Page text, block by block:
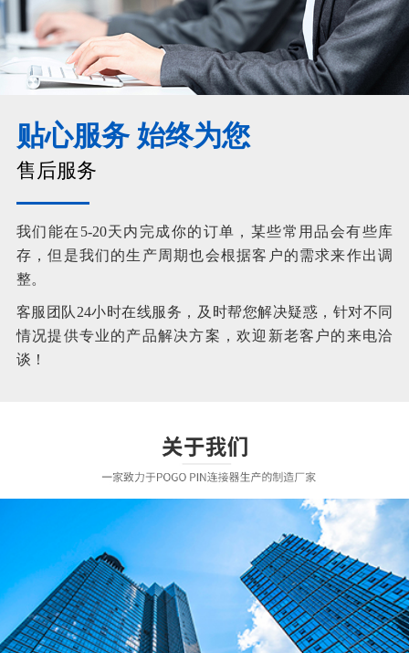
贴心服务 始终为您
售后服务
我们能在5-20天内完成你的订单，某些常用品会有些库
存，但是我们的生产周期也会根据客户的需求来作出调
整。
客服团队24小时在线服务，及时帮您解决疑惑，针对不同
情况提供专业的产品解决方案，欢迎新老客户的来电洽
谈！